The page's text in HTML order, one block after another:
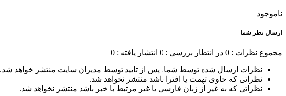
ناموجود
ارسال نظر شما
مجموع نظرات : 0 در انتظار بررسی : 0 انتشار یافته : 0
نظرات ارسال شده توسط شما، پس از تایید توسط مدیران سایت منتشر خواهد شد.
نظراتی که حاوی تهمت یا افترا باشد منتشر نخواهد شد.
نظراتی که به غیر از زبان فارسی یا غیر مرتبط با خبر باشد منتشر نخواهد شد.